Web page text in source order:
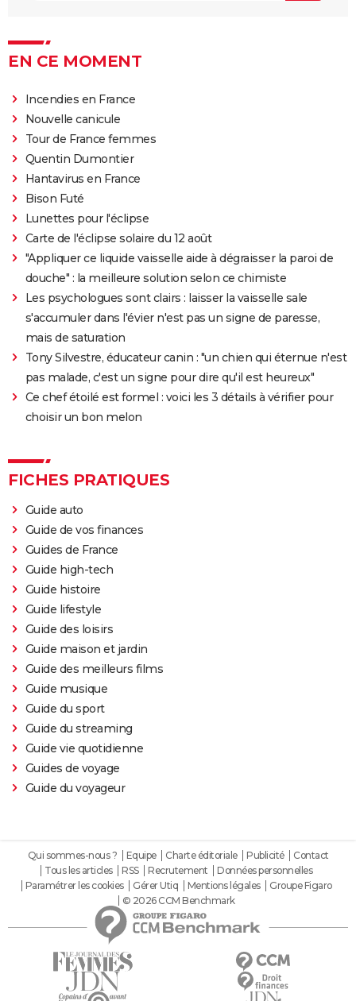
EN CE MOMENT
Incendies en France
Nouvelle canicule
Tour de France femmes
Quentin Dumontier
Hantavirus en France
Bison Futé
Lunettes pour l'éclipse
Carte de l'éclipse solaire du 12 août
"Appliquer ce liquide vaisselle aide à dégraisser la paroi de
douche" : la meilleure solution selon ce chimiste
Les psychologues sont clairs : laisser la vaisselle sale
s'accumuler dans l'évier n'est pas un signe de paresse,
mais de saturation
Tony Silvestre, éducateur canin : "un chien qui éternue n'est
pas malade, c'est un signe pour dire qu'il est heureux"
Ce chef étoilé est formel : voici les 3 détails à vérifier pour
choisir un bon melon
FICHES PRATIQUES
Guide auto
Guide de vos finances
Guides de France
Guide high-tech
Guide histoire
Guide lifestyle
Guide des loisirs
Guide maison et jardin
Guide des meilleurs films
Guide musique
Guide du sport
Guide du streaming
Guide vie quotidienne
Guides de voyage
Guide du voyageur
Qui sommes-nous ? Equipe Charte éditoriale Publicité
Contact
Tous les articles
RSS Recrutement
Données personnelles
Paramétrer les cookies
Gérer Utiq Mentions légales
Groupe Figaro
© 2026 CCM Benchmark